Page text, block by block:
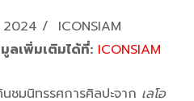
2024 / ICONSIAM
ลเพิ่มเติมได้ที่: ICONSIAM
ชมนิทรรศการศิลปะจาก เลโอ